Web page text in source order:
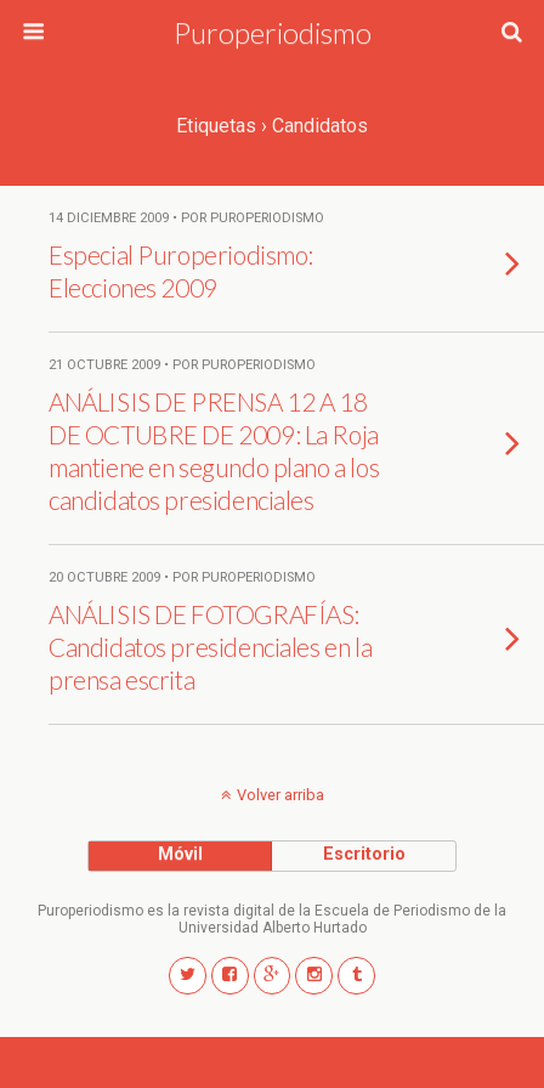
Puroperiodismo
Etiquetas › Candidatos
14 DICIEMBRE 2009 • POR PUROPERIODISMO
Especial Puroperiodismo:
Elecciones 2009
21 OCTUBRE 2009 • POR PUROPERIODISMO
ANÁLISIS DE PRENSA 12 A 18
DE OCTUBRE DE 2009: La Roja
mantiene en segundo plano a los
candidatos presidenciales
20 OCTUBRE 2009 • POR PUROPERIODISMO
ANÁLISIS DE FOTOGRAFÍAS:
Candidatos presidenciales en la
prensa escrita
Volver arriba
Móvil Escritorio
Puroperiodismo es la revista digital de la Escuela de Periodismo de la
Universidad Alberto Hurtado